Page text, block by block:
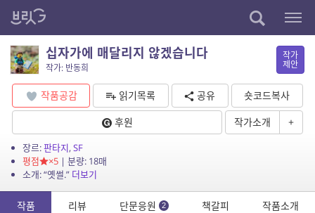
십자가에 매달리지 않겠습니다
작가: 반동희
작가
제안
작품공감 읽기목록 공유
숏코드복사
후원
작가소개 +
장르:판타지,SF
평점
×5| 분량: 18매
소개: “옛썰.” 더보기
작품 리뷰 단문응원 2 책갈피 작품소개